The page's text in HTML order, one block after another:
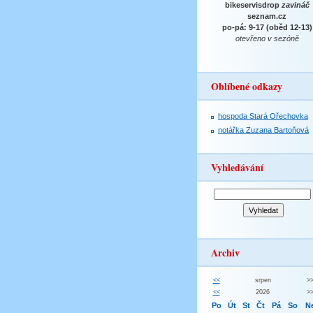
bikeservisdrop zavináč
seznam.cz
po-pá: 9-17 (oběd 12-13)
otevřeno v sezóně
Oblíbené odkazy
hospoda Stará Ořechovka
notářka Zuzana Bartoňová
Vyhledávání
Archiv
<< srpen
>>
<<
2026 >>
Po Út St Čt Pá So